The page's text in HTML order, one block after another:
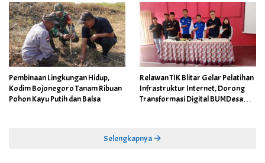
Pembinaan Lingkungan Hidup,
Kodim Bojonegoro Tanam Ribuan
Pohon Kayu Putih dan Balsa
Relawan TIK Blitar Gelar Pelatihan
Infrastruktur Internet, Dorong
Transformasi Digital BUMDesa
Selengkapnya